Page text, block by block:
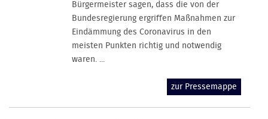
Bürgermeister sagen, dass die von der
Bundesregierung ergriffen Maßnahmen zur
Eindämmung des Coronavirus in den
meisten Punkten richtig und notwendig
waren. ...
zur Pressemappe